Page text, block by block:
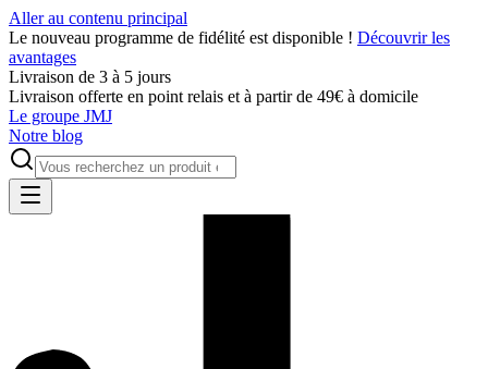
Aller au contenu principal
Le nouveau programme de fidélité est disponible ! Découvrir les
avantages
Livraison de 3 à 5 jours
Livraison offerte en point relais et à partir de 49€ à domicile
Le groupe JMJ
Notre blog